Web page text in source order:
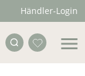
Händler-Login